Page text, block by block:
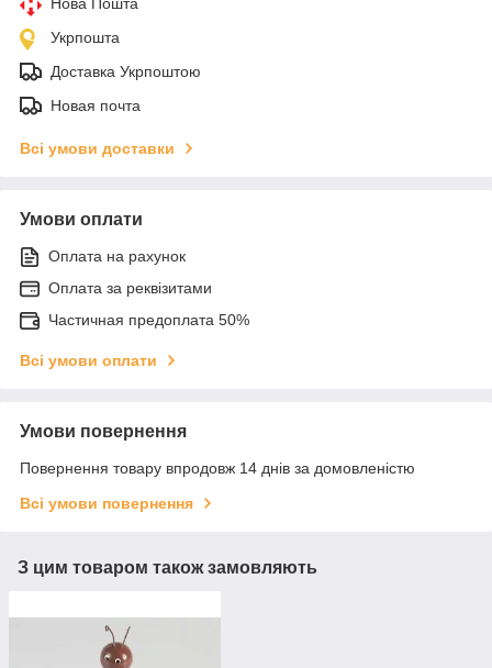
Укрпошта
Доставка Укрпоштою
Новая почта
Всі умови доставки
Умови оплати
Оплата на рахунок
Оплата за реквізитами
Частичная предоплата 50%
Всі умови оплати
Умови повернення
Повернення товару впродовж 14 днів за домовленістю
Всі умови повернення
З цим товаром також замовляють